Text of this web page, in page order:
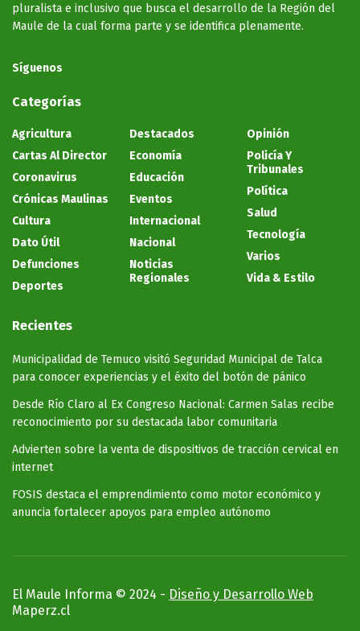
pluralista e inclusivo que busca el desarrollo de la Región del
Maule de la cual forma parte y se identifica plenamente.
Síguenos
Categorías
Agricultura
Cartas Al Director
Coronavirus
Crónicas Maulinas
Cultura
Dato Útil
Defunciones
Deportes
Destacados
Economía
Educación
Eventos
Internacional
Nacional
Noticias
Regionales
Opinión
Policía Y
Tribunales
Política
Salud
Tecnología
Varios
Vida & Estilo
Recientes
Municipalidad de Temuco visitó Seguridad Municipal de Talca
para conocer experiencias y el éxito del botón de pánico
Desde Río Claro al Ex Congreso Nacional: Carmen Salas recibe
reconocimiento por su destacada labor comunitaria
Advierten sobre la venta de dispositivos de tracción cervical en
internet
FOSIS destaca el emprendimiento como motor económico y
anuncia fortalecer apoyos para empleo autónomo
El Maule Informa © 2024 - Diseño y Desarrollo Web
Maperz.cl